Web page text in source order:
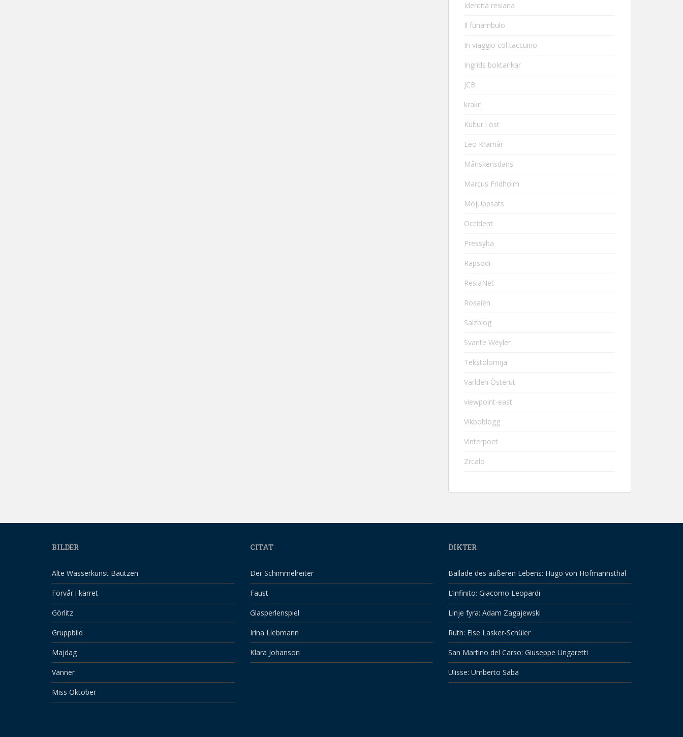
Identità resiana
Il funambulo
In viaggio col taccuino
Ingrids boktankar
JCB
krakri
Kultur i öst
Leo Kramár
Månskensdans
Marcus Fridholm
MojUppsats
Occident
Pressylta
Rapsodi
ResiaNet
Rosaièn
Salzblog
Svante Weyler
Tekstolomija
Världen Österut
viewpoint-east
Vikboblogg
Vinterpoet
Zrcalo
BILDER
Alte Wasserkunst Bautzen
Förvår i kärret
Görlitz
Gruppbild
Majdag
Vänner
Miss Oktober
CITAT
Der Schimmelreiter
Faust
Glasperlenspiel
Irina Liebmann
Klara Johanson
DIKTER
Ballade des äußeren Lebens: Hugo von Hofmannsthal
L’infinito: Giacomo Leopardi
Linje fyra: Adam Zagajewski
Ruth: Else Lasker-Schüler
San Martino del Carso: Giuseppe Ungaretti
Ulisse: Umberto Saba